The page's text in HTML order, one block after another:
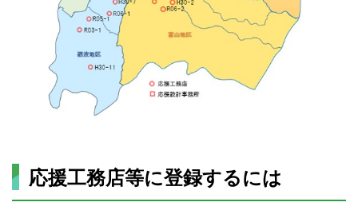
応援工務店等に登録するには